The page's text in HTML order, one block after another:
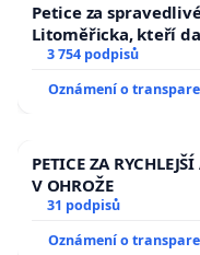
Petice za
Litoměřicka, kteří
a umírání zvířete
3 754 podpisů
Oznámení o
PETICE ZA
V OHROŽE
31 podpisů
Oznámení o